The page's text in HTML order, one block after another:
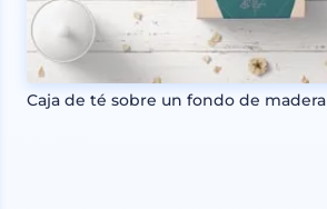
Caja de té sobre un fondo de madera